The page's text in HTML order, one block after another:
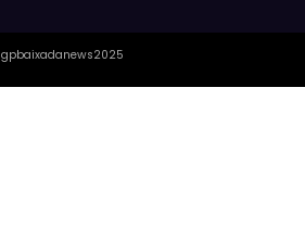
gpbaixadanews2025